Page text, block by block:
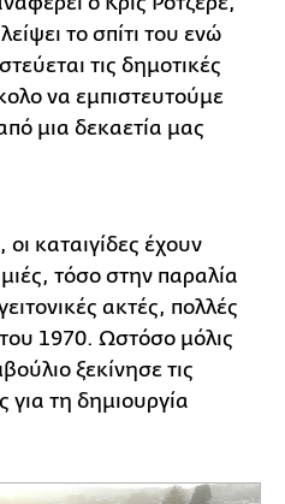
το σπίτι του ενώ
τις δημοτικές
να εμπιστευτούμε
μια δεκαετία μας
καταιγίδες έχουν
τόσο στην παραλία
ακτές, πολλές
1970. Ωστόσο μόλις
ξεκίνησε τις
για τη δημιουργία